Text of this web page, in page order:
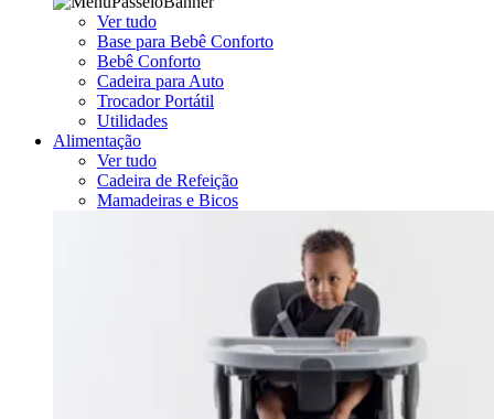
Ver tudo
Base para Bebê Conforto
Bebê Conforto
Cadeira para Auto
Trocador Portátil
Utilidades
Alimentação
Ver tudo
Cadeira de Refeição
Mamadeiras e Bicos